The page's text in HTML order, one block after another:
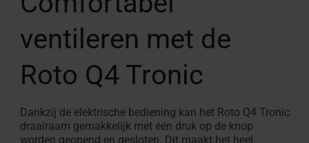
ventileren met de
Roto Q4 Tronic
Dankzij de elektrische bediening kan het Roto Q4 Tronic
draairaam gemakkelijk met één druk op de knop
worden geopend en gesloten. Dit maakt het heel